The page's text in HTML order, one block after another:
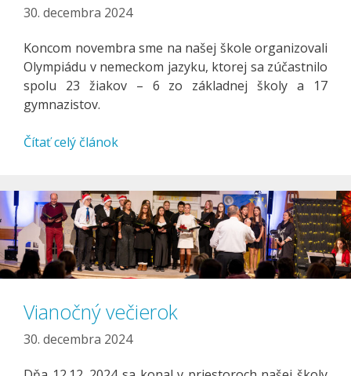
30. decembra 2024
Koncom novembra sme na našej škole organizovali
Olympiádu v nemeckom jazyku, ktorej sa zúčastnilo
spolu 23 žiakov – 6 zo základnej školy a 17
gymnazistov.
Čítať celý článok
Vianočný večierok
30. decembra 2024